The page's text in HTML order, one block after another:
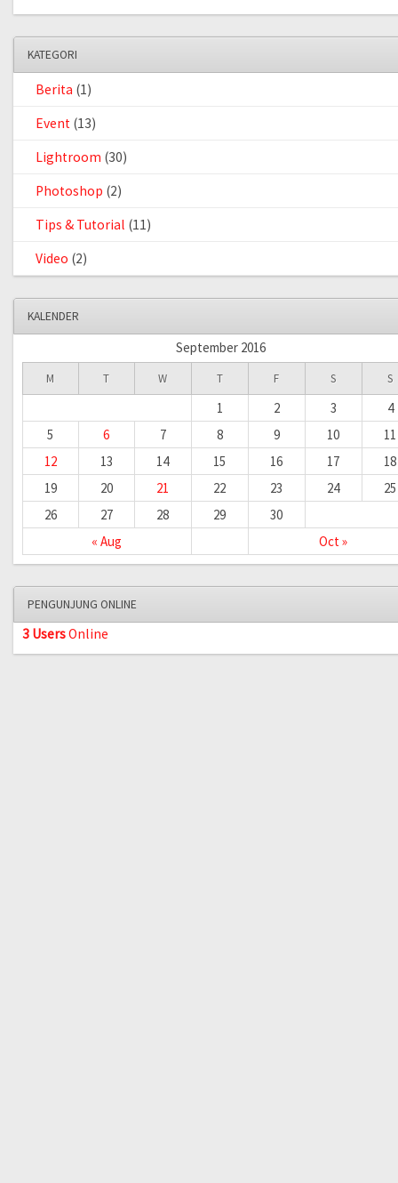
KATEGORI
Berita (1)
Event(13)
Lightroom (30)
Photoshop (2)
Tips & Tutorial (11)
Video (2)
KALENDER
September 2016
M T W T F S S
« Aug Oct »
1 2 3
4
5
6 7 8 9 10
11
12
13 14 15 16 17
18
19
20 21 22 23 24
25
26
27 28 29 30
PENGUNJUNG ONLINE
3 UsersOnline